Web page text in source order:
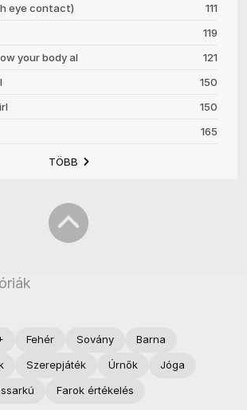
eye contact)
111
119
your body al
121
150
150
165
TÖBB
Fehér Sovány
Barna
Szerepjáték Úrnők
Jóga
Farok értékelés